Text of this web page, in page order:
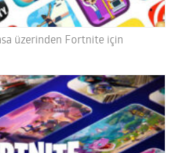
üzerinden Fortnite için